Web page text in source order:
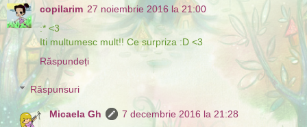
copilarim 27 noiembrie 2016 la 21:00
:* <3
Iti multumesc mult!! Ce surpriza :D <3
Răspundeți
Răspunsuri
Micaela Gh
7 decembrie 2016 la 21:28